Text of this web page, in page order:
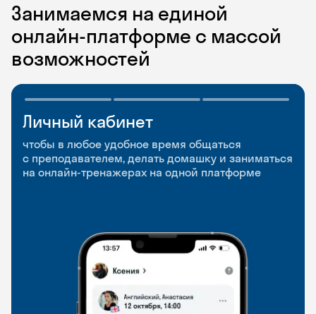
Занимаемся на единой
онлайн-платформе с массой
возможностей
Личный кабинет
чтобы в любое удобное время общаться
с преподавателем, делать домашку и заниматься
на онлайн-тренажерах на одной платформе
Мобильное
приложение
чтобы заниматься и изучать новые слова где
и когда удобно
Разговорные клубы
и Talks
Групповые занятия для разговорной практики
и индивидуальные встречи с преподавателями